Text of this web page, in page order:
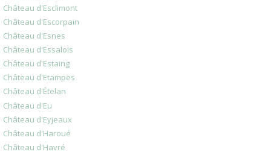
Château d'Esclimont
Château d'Escorpain
Château d'Esnes
Château d'Essalois
Château d'Estaing
Château d'Etampes
Château d'Ételan
Château d'Eu
Château d'Eyjeaux
Château d'Haroué
Château d'Havré